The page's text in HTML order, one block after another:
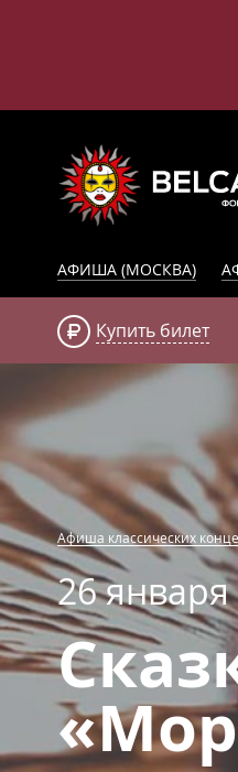
АФИША (МОСКВА)
Купить билет
Афиша классических
26 января